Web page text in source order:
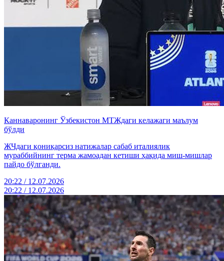
Каннаваронинг Ўзбекистон МТЖдаги келажаги маълум
бўлди
ЖЧдаги қониқарсиз натижалар сабаб италиялик
мураббийнинг терма жамоадан кетиши ҳақида миш-мишлар
пайдо бўлганди.
20:22 / 12.07.2026
20:22 / 12.07.2026